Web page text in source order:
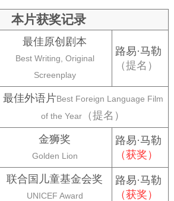
本片获奖记录
最佳原创剧本
Best Writing, Original
Screenplay
路易·马勒
（提名）
最佳外语片Best Foreign Language Film
of the Year
（提名）
金狮奖
Golden Lion
路易·马勒
（获奖）
联合国儿童基金会奖
UNICEF Award
路易·马勒
（获奖）